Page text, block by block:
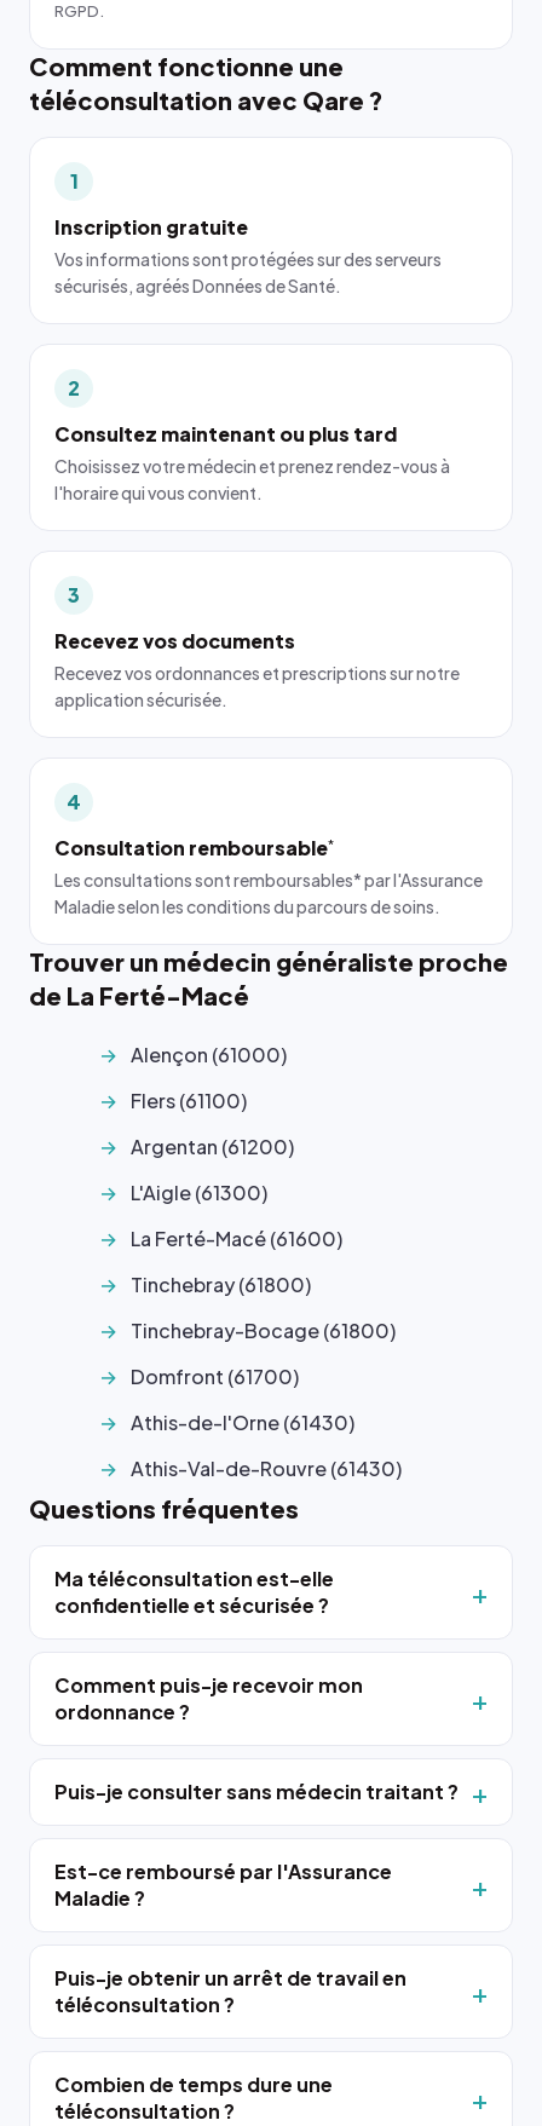
RGPD.
Comment fonctionne une
téléconsultation avec Qare ?
1
Inscription gratuite
Vos informations sont protégées sur des serveurs
sécurisés, agréés Données de Santé.
2
Consultez maintenant ou plus tard
Choisissez votre médecin et prenez rendez-vous à
l'horaire qui vous convient.
3
Recevez vos documents
Recevez vos ordonnances et prescriptions sur notre
application sécurisée.
4
Consultation remboursable*
Les consultations sont remboursables* par l'Assurance
Maladie selon les conditions du parcours de soins.
Trouver un médecin généraliste proche
de La Ferté-Macé
Alençon (61000)
Flers (61100)
Argentan (61200)
L'Aigle (61300)
La Ferté-Macé (61600)
Tinchebray (61800)
Tinchebray-Bocage (61800)
Domfront (61700)
Athis-de-l'Orne (61430)
Athis-Val-de-Rouvre (61430)
Questions fréquentes
Ma téléconsultation est-elle
confidentielle et sécurisée ?
Comment puis-je recevoir mon
ordonnance ?
Puis-je consulter sans médecin traitant ?
Est-ce remboursé par l'Assurance
Maladie ?
Puis-je obtenir un arrêt de travail en
téléconsultation ?
Combien de temps dure une
téléconsultation ?